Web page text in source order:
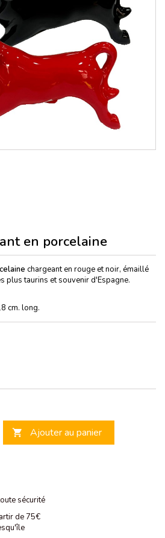
en porcelaine
chargeant en rouge et noir, émaillé
plus taurins et souvenir d'Espagne.
cm. long.
 Ajouter au panier
sécurité
de 75€